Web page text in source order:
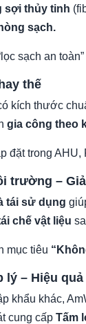
sợi thủy tinh
sạch.
sạch an
thế
kích thước
gia công theo
đặt trong
trường –
tái sử dụng
chế vật liệu
mục tiêu
lý – Hiệu
khẩu khác,
cung cấp Tấm